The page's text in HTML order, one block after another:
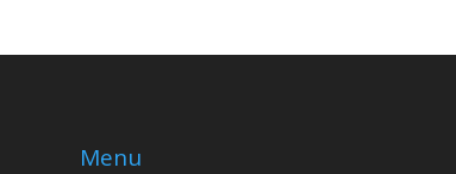
Menu